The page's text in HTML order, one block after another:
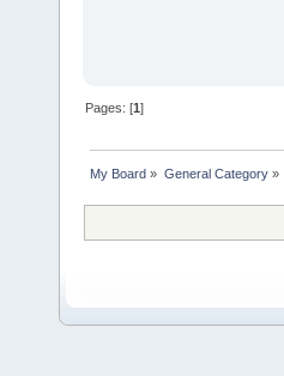
Pages: [1]
My Board » General Category»